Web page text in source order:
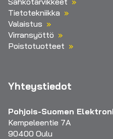
Tietotekniikka
Valaistus
Virransyöttö
Poistotuotteet
Yhteystiedot
Pohjois-Suomen
Kempeleentie 7A
90400 Oulu